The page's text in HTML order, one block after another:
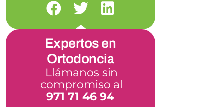
Expertos en
Ortodoncia
Llámanos sin
compromiso al
971 71 46 94